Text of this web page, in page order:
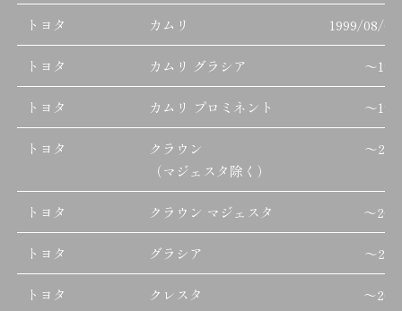
トヨタ カムリ 1999/08/01
トヨタ カムリ グラシア ～
トヨタ カムリ プロミネント ～
トヨタ
クラウン
（マジェスタ除く）
～
トヨタ クラウン マジェスタ ～
トヨタ グラシア ～
トヨタ クレスタ ～